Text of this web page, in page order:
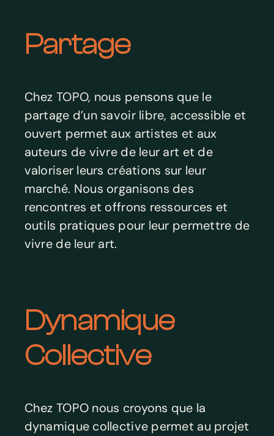
Partage
Chez TOPO, nous pensons que le
partage d’un savoir libre, accessible et
ouvert permet aux artistes et aux
auteurs de vivre de leur art et de
valoriser leurs créations sur leur
marché. Nous organisons des
rencontres et offrons ressources et
outils pratiques pour leur permettre de
vivre de leur art.
Dynamique
Collective
Chez TOPO nous croyons que la
dynamique collective permet au projet